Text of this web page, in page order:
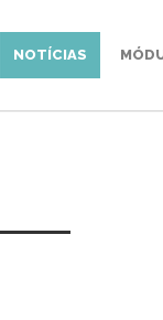
NOTÍCIAS